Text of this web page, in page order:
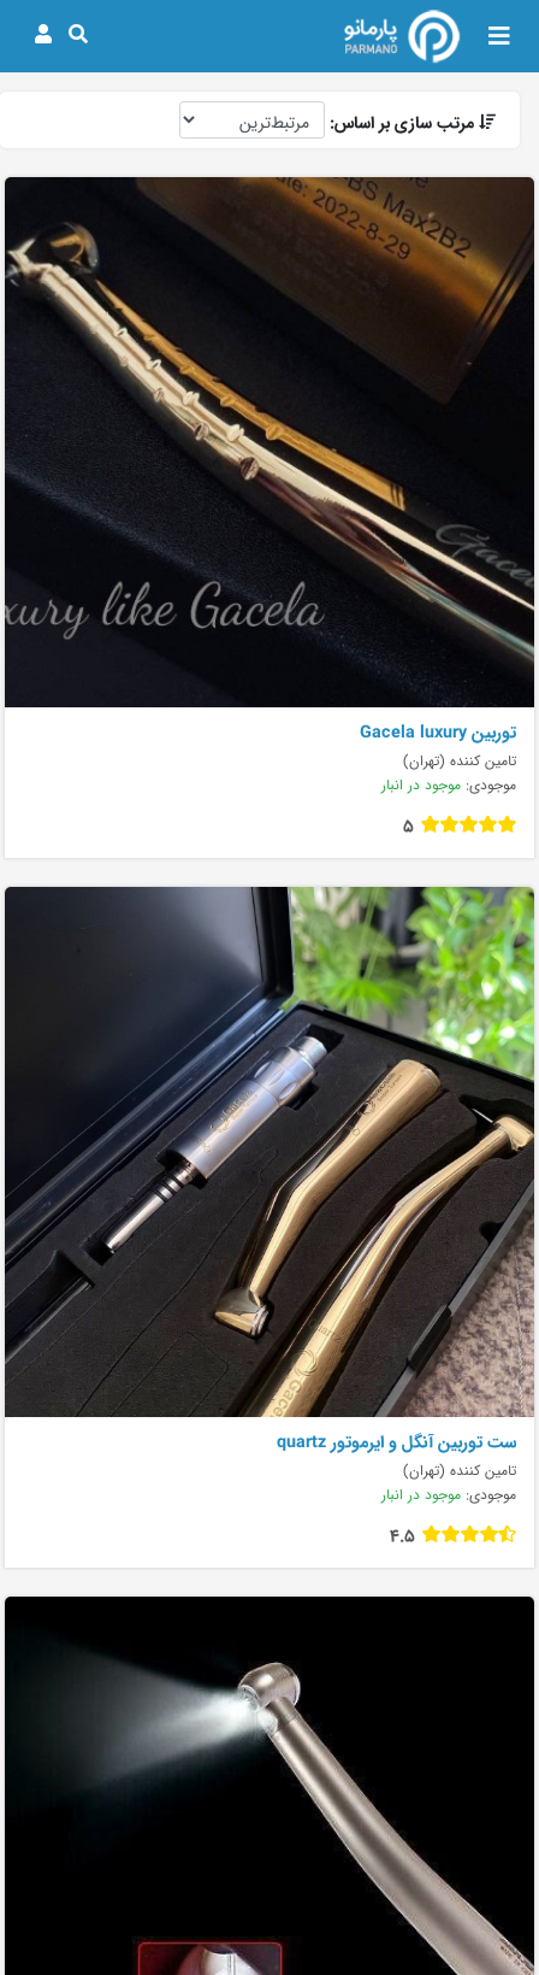
مرتب سازی بر اساس:
توربین Gacela luxury
تامین کننده (تهران)
موجودی: موجود در انبار
5
ست توربین آنگل و ایرموتور quartz
تامین کننده (تهران)
موجودی: موجود در انبار
4.5